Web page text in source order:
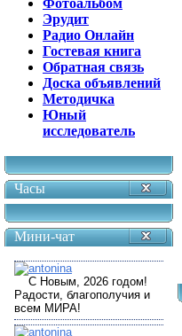
Фотоальбом
Эрудит
Радио Онлайн
Гостевая книга
Обратная связь
Доска объявлений
Методичка
Юный
исследователь
Часы
Мини-чат